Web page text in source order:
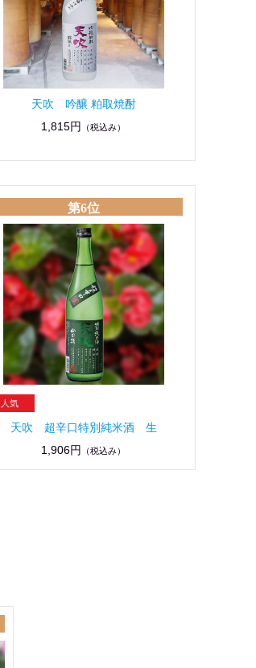
天吹 吟醸 粕取焼酎
1,815円
（税込み）
第6位
天吹 超辛口特別純米酒 生
1,906円
（税込み）